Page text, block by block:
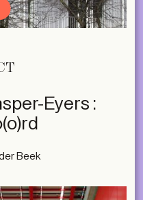
Eyers :
Beek